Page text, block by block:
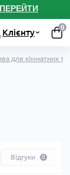
ПЕРЕЙТИ
Клієнту
0
для кімнатних та
Відгуки 0